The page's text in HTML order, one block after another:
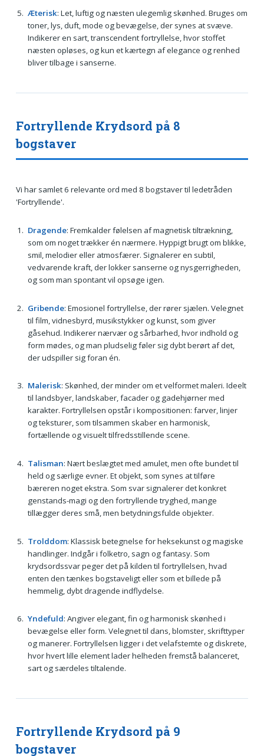
Æterisk: Let, luftig og næsten ulegemlig skønhed. Bruges om
toner, lys, duft, mode og bevægelse, der synes at svæve.
Indikerer en sart, transcendent fortryllelse, hvor stoffet
næsten opløses, og kun et kærtegn af elegance og renhed
bliver tilbage i sanserne.
Fortryllende Krydsord på 8
bogstaver
Vi har samlet 6 relevante ord med 8 bogstaver til ledetråden
'Fortryllende'.
Dragende: Fremkalder følelsen af magnetisk tiltrækning,
som om noget trækker én nærmere. Hyppigt brugt om blikke,
smil, melodier eller atmosfærer. Signalerer en subtil,
vedvarende kraft, der lokker sanserne og nysgerrigheden,
og som man spontant vil opsøge igen.
Gribende: Emosionel fortryllelse, der rører sjælen. Velegnet
til film, vidnesbyrd, musikstykker og kunst, som giver
gåsehud. Indikerer nærvær og sårbarhed, hvor indhold og
form mødes, og man pludselig føler sig dybt berørt af det,
der udspiller sig foran én.
Malerisk: Skønhed, der minder om et velformet maleri. Ideelt
til landsbyer, landskaber, facader og gadehjørner med
karakter. Fortryllelsen opstår i kompositionen: farver, linjer
og teksturer, som tilsammen skaber en harmonisk,
fortællende og visuelt tilfredsstillende scene.
Talisman: Nært beslægtet med amulet, men ofte bundet til
held og særlige evner. Et objekt, som synes at tilføre
bæreren noget ekstra. Som svar signalerer det konkret
genstands-magi og den fortryllende tryghed, mange
tillægger deres små, men betydningsfulde objekter.
Trolddom: Klassisk betegnelse for heksekunst og magiske
handlinger. Indgår i folketro, sagn og fantasy. Som
krydsordssvar peger det på kilden til fortryllelsen, hvad
enten den tænkes bogstaveligt eller som et billede på
hemmelig, dybt dragende indflydelse.
Yndefuld: Angiver elegant, fin og harmonisk skønhed i
bevægelse eller form. Velegnet til dans, blomster, skrifttyper
og manerer. Fortryllelsen ligger i det velafstemte og diskrete,
hvor hvert lille element lader helheden fremstå balanceret,
sart og særdeles tiltalende.
Fortryllende Krydsord på 9
bogstaver